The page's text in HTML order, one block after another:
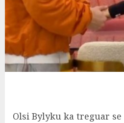
Olsi Bylyku ka treguar